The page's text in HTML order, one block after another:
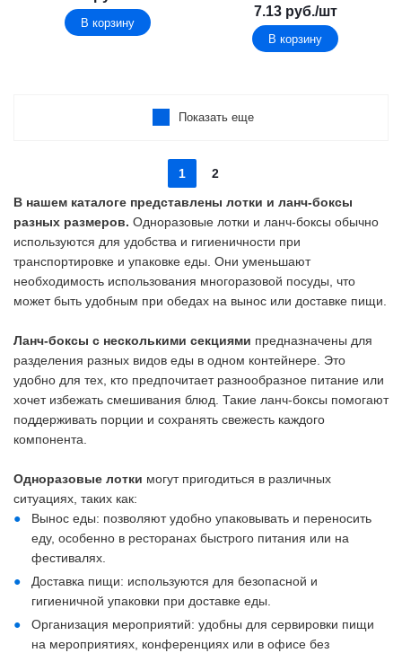
В корзину
7.13руб./шт
В корзину
Показать еще
1
2
В нашем каталоге представлены лотки и ланч-боксы
разных размеров. Одноразовые лотки и ланч-боксы обычно
используются для удобства и гигиеничности при
транспортировке и упаковке еды. Они уменьшают
необходимость использования многоразовой посуды, что
может быть удобным при обедах на вынос или доставке пищи.
Ланч-боксы с несколькими секциями предназначены для
разделения разных видов еды в одном контейнере. Это
удобно для тех, кто предпочитает разнообразное питание или
хочет избежать смешивания блюд. Такие ланч-боксы помогают
поддерживать порции и сохранять свежесть каждого
компонента.
Одноразовые лотки могут пригодиться в различных
ситуациях, таких как:
Вынос еды: позволяют удобно упаковывать и переносить
еду, особенно в ресторанах быстрого питания или на
фестивалях.
Доставка пищи: используются для безопасной и
гигиеничной упаковки при доставке еды.
Организация мероприятий: удобны для сервировки пищи
на мероприятиях, конференциях или в офисе без